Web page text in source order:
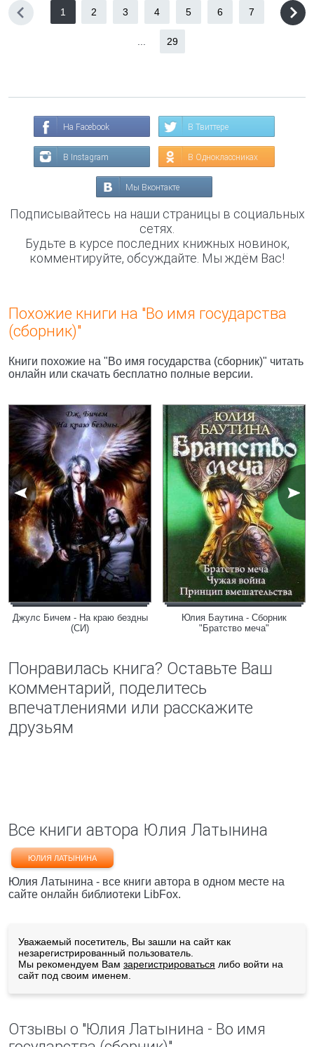
1 2 3 4 5 6 7
29
На Facebook В Твиттере
В Instagram В Одноклассниках
Мы Вконтакте
Подписывайтесь на наши страницы в социальных
сетях.
Будьте в курсе последних книжных новинок,
комментируйте, обсуждайте. Мы ждём Вас!
Похожие книги на "Во имя государства
(сборник)"
Книги похожие на "Во имя государства (сборник)" читать
онлайн или скачать бесплатно полные версии.
Джулс Бичем - На краю бездны
(СИ)
Юлия Баутина - Сборник
"Братство меча"
Понравилась книга? Оставьте Ваш
комментарий, поделитесь
впечатлениями или расскажите
друзьям
Все книги автора Юлия Латынина
ЮЛИЯ ЛАТЫНИНА
Юлия Латынина - все книги автора в одном месте на
сайте онлайн библиотеки LibFox.
Уважаемый посетитель, Вы зашли на сайт как
незарегистрированный пользователь.
Мы рекомендуем Вам зарегистрироваться либо войти на
сайт под своим именем.
Отзывы о "Юлия Латынина - Во имя